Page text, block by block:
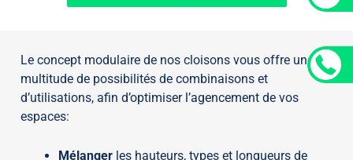
Le concept modulaire de nos cloisons vous offre une
multitude de possibilités de combinaisons et
d’utilisations, afin d’optimiser l’agencement de vos
espaces:
Mélanger les hauteurs, types et longueurs de